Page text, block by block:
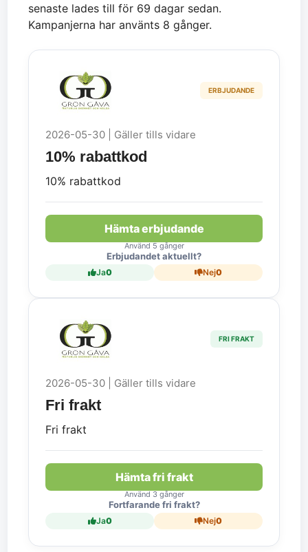
senaste lades till för 69 dagar sedan.
Kampanjerna har använts 8 gånger.
ERBJUDANDE
2026-05-30 | Gäller tills vidare
10% rabattkod
10% rabattkod
Hämta erbjudande
Använd 5 gånger
Erbjudandet aktuellt?
Ja0 Nej0
FRI FRAKT
2026-05-30 | Gäller tills vidare
Fri frakt
Fri frakt
Hämta fri frakt
Använd 3 gånger
Fortfarande fri frakt?
Ja0 Nej0